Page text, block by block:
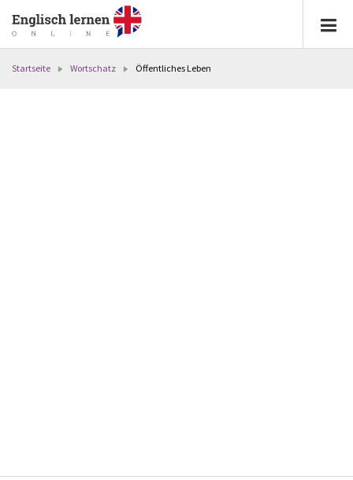
Startseite Wortschatz Öffentliches Leben